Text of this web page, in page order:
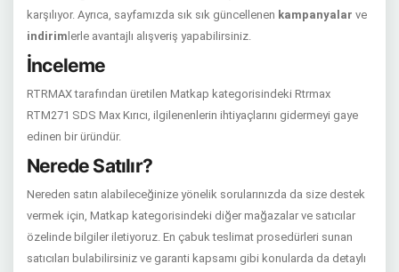
karşılıyor. Ayrıca, sayfamızda sık sık güncellenen kampanyalar ve
indirim lerle avantajlı alışveriş yapabilirsiniz.
İnceleme
RTRMAX tarafından üretilen Matkap kategorisindeki Rtrmax
RTM271 SDS Max Kırıcı, ilgilenenlerin ihtiyaçlarını gidermeyi gaye
edinen bir üründür.
Nerede Satılır?
Nereden satın alabileceğinize yönelik sorularınızda da size destek
vermek için, Matkap kategorisindeki diğer mağazalar ve satıcılar
özelinde bilgiler iletiyoruz. En çabuk teslimat prosedürleri sunan
satıcıları bulabilirsiniz ve garanti kapsamı gibi konularda da detaylı